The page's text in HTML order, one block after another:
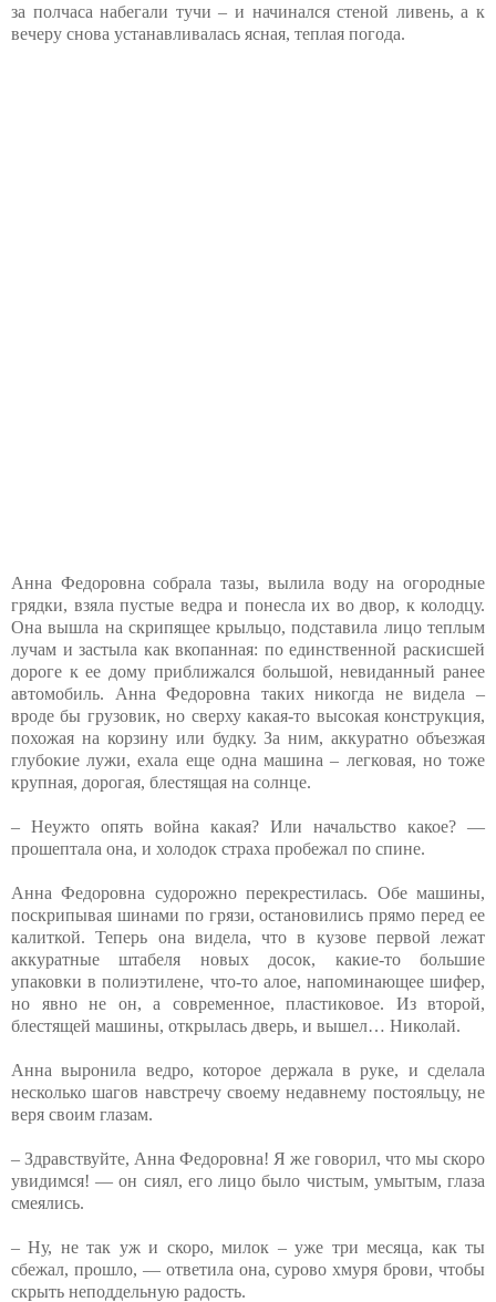
за полчаса набегали тучи – и начинался стеной ливень, а к
вечеру снова устанавливалась ясная, теплая погода.
Анна Федоровна собрала тазы, вылила воду на огородные
грядки, взяла пустые ведра и понесла их во двор, к колодцу.
Она вышла на скрипящее крыльцо, подставила лицо теплым
лучам и застыла как вкопанная: по единственной раскисшей
дороге к ее дому приближался большой, невиданный ранее
автомобиль. Анна Федоровна таких никогда не видела –
вроде бы грузовик, но сверху какая-то высокая конструкция,
похожая на корзину или будку. За ним, аккуратно объезжая
глубокие лужи, ехала еще одна машина – легковая, но тоже
крупная, дорогая, блестящая на солнце.
– Неужто опять война какая? Или начальство какое? —
прошептала она, и холодок страха пробежал по спине.
Анна Федоровна судорожно перекрестилась. Обе машины,
поскрипывая шинами по грязи, остановились прямо перед ее
калиткой. Теперь она видела, что в кузове первой лежат
аккуратные штабеля новых досок, какие-то большие
упаковки в полиэтилене, что-то алое, напоминающее шифер,
но явно не он, а современное, пластиковое. Из второй,
блестящей машины, открылась дверь, и вышел… Николай.
Анна выронила ведро, которое держала в руке, и сделала
несколько шагов навстречу своему недавнему постояльцу, не
веря своим глазам.
– Здравствуйте, Анна Федоровна! Я же говорил, что мы скоро
увидимся! — он сиял, его лицо было чистым, умытым, глаза
смеялись.
– Ну, не так уж и скоро, милок – уже три месяца, как ты
сбежал, прошло, — ответила она, сурово хмуря брови, чтобы
скрыть неподдельную радость.